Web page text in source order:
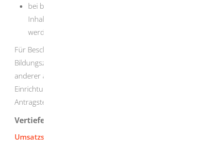
bei bereits bescheinigten Kursen/Lehrgängen die
Inhalte oder die zeitlichen Abläufe stark verändert
werden.
Für Bescheinigungen, die unmittelbar dem Schul- und
Bildungszweck dienende Leistungen privater Schulen und
anderer allgemeinbildender oder berufsbildender
Einrichtungen betreffen, informieren Sie sich bitte zur
Antragstellung
Vertiefende Informationen
Umsatzsteuerbefreiung berufliche